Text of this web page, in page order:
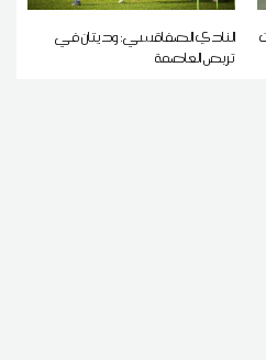
النادي الصفاقسي: وديتان في
تربص العاصمة